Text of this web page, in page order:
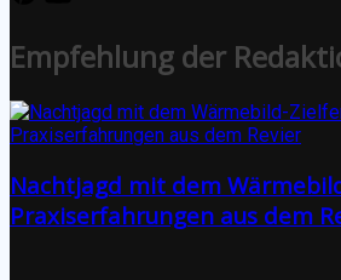
Empfehlung der
Nachtjagd mit dem
Praxiserfahrungen aus dem